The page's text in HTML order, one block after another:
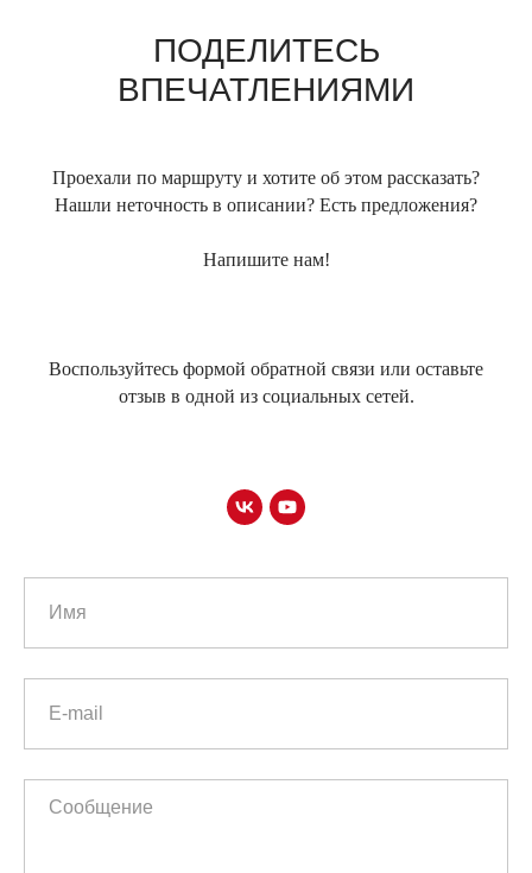
ПОДЕЛИТЕСЬ
ВПЕЧАТЛЕНИЯМИ
Проехали по маршруту и хотите об этом рассказать?
Нашли неточность в описании? Есть предложения?
Напишите нам!
Воспользуйтесь формой обратной связи или оставьте
отзыв в одной из социальных сетей.